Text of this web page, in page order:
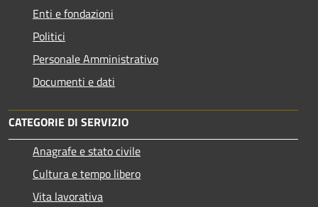
Enti e fondazioni
Politici
Personale Amministrativo
Documenti e dati
CATEGORIE DI SERVIZIO
Anagrafe e stato civile
Cultura e tempo libero
Vita lavorativa